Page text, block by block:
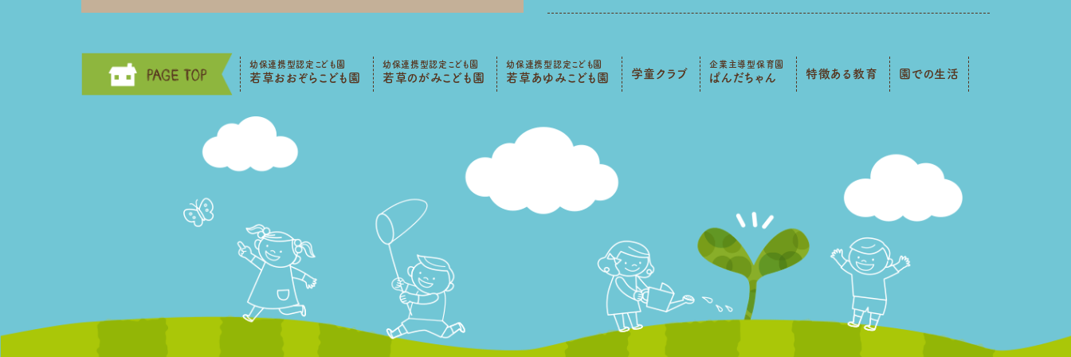
幼保連携型認定こども園
若草おおぞらこども園
幼保連携型認定こども園
若草のがみこども園
幼保連携型認定こども園
若草あゆみこども園 学童クラブ
企業主導型保育園
ぱんだちゃん 特徴ある教育 園での生活